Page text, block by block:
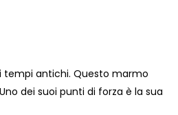
tempi antichi. Questo marmo
dei suoi punti di forza è la sua